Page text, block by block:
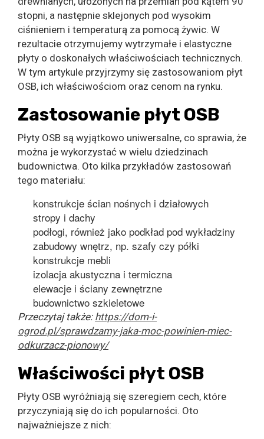
stopni, a następnie sklejonych pod wysokim
ciśnieniem i temperaturą za pomocą żywic. W
rezultacie otrzymujemy wytrzymałe i elastyczne
płyty o doskonałych właściwościach technicznych.
W tym artykule przyjrzymy się zastosowaniom płyt
OSB, ich właściwościom oraz cenom na rynku.
Zastosowanie płyt OSB
Płyty OSB są wyjątkowo uniwersalne, co sprawia, że
można je wykorzystać w wielu dziedzinach
budownictwa. Oto kilka przykładów zastosowań
tego materiału:
konstrukcje ścian nośnych i działowych
stropy i dachy
podłogi, również jako podkład pod wykładziny
zabudowy wnętrz, np. szafy czy półki
konstrukcje mebli
izolacja akustyczna i termiczna
elewacje i ściany zewnętrzne
budownictwo szkieletowe
Przeczytaj także: https://dom-i-
ogrod.pl/sprawdzamy-jaka-moc-powinien-miec-
odkurzacz-pionowy/
Właściwości płyt OSB
Płyty OSB wyróżniają się szeregiem cech, które
przyczyniają się do ich popularności. Oto
najważniejsze z nich: